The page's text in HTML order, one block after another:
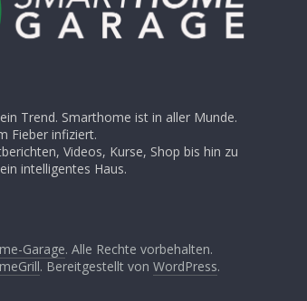
Trend. Smarthome ist in aller Munde.
Fieber infiziert.
Videos, Kurse, Shop bis hin zu
intelligentes Haus.
Garage. Alle Rechte vorbehalten.
. Bereitgestellt von WordPress.